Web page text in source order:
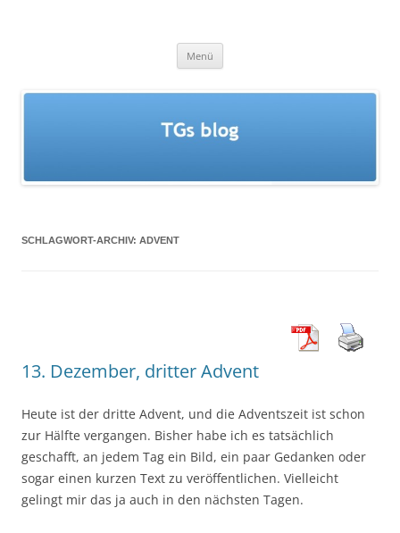
Menü
SCHLAGWORT-ARCHIV: ADVENT
13. Dezember, dritter Advent
Heute ist der dritte Advent, und die Adventszeit ist schon
zur Hälfte vergangen. Bisher habe ich es tatsächlich
geschafft, an jedem Tag ein Bild, ein paar Gedanken oder
sogar einen kurzen Text zu veröffentlichen. Vielleicht
gelingt mir das ja auch in den nächsten Tagen.